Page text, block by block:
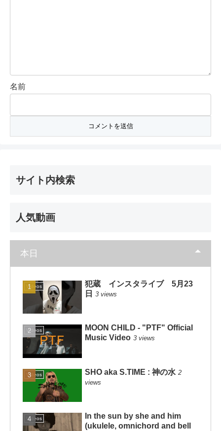
名前
サイト内検索
人気動画
本日
Videos
犯蔵 インスタライブ 5月23
日 3 views
Videos
MOON CHILD - "PTF" Official
Music Video 3 views
Videos SHO aka S.TIME : 神の水 2
views
Videos
In the sun by she and him
(ukulele, omnichord and bell